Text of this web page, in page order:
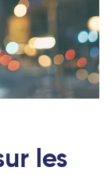
les